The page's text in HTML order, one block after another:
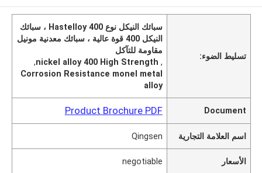
تسليط الضوء:
سبائك النيكل نوع Hastelloy 400 ، سبائك
النيكل 400 قوة عالية ، سبائك معدنية مونيل
مقاومة للتآكل
,
nickel alloy 400 High Strength
,
Corrosion Resistance monel metal
alloy
Document
Product Brochure PDF
اسم العلامة التجارية Qingsen
الأسعار negotiable